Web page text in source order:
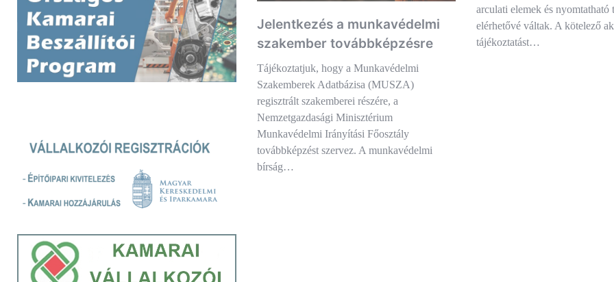
Jelentkezés a munkavédelmi
szakember továbbképzésre
Tájékoztatjuk, hogy a Munkavédelmi
Szakemberek Adatbázisa (MUSZA)
regisztrált szakemberei részére, a
Nemzetgazdasági Minisztérium
Munkavédelmi Irányítási Főosztály
továbbképzést szervez. A munkavédelmi
bírság…
arculati elemek és nyomtatható
elérhetővé váltak. A kötelező
tájékoztatást…